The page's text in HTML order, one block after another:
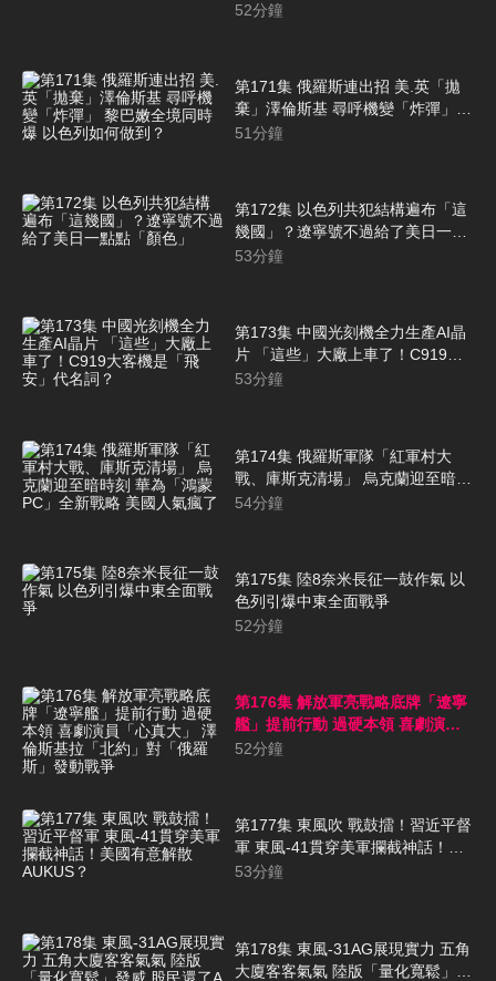
軍全球南方
52分鐘
第171集 俄羅斯連出招 美.英「拋
棄」澤倫斯基 尋呼機變「炸彈」
黎巴嫩全境同時爆 以色列如何做
51分鐘
第172集 以色列共犯結構遍布「這
幾國」？遼寧號不過給了美日一點
點「顏色」
53分鐘
第173集 中國光刻機全力生產AI晶
片 「這些」大廠上車了！C919大
客機是「飛安」代名詞？
53分鐘
第174集 俄羅斯軍隊「紅軍村大
戰、庫斯克清場」 烏克蘭迎至暗時
刻 華為「鴻蒙PC」全新戰略 美國
54分鐘
第175集 陸8奈米長征一鼓作氣 以
色列引爆中東全面戰爭
52分鐘
第176集 解放軍亮戰略底牌「遼寧
艦」提前行動 過硬本領 喜劇演員
「心真大」 澤倫斯基拉「北約」對
52分鐘
第177集 東風吹 戰鼓擂！習近平督
軍 東風-41貫穿美軍攔截神話！美
國有意解散AUKUS？
53分鐘
第178集 東風-31AG展現實力 五角
大廈客客氣氣 陸版「量化寬鬆」發